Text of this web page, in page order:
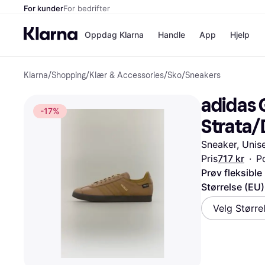
For kunderFor bedrifter
Oppdag Klarna
Betal nå
Betal i 3
Betal innen
Finansiering
Vipps
Handle App Hjelp
Klarna/Shopping/Klær & Accessories/Sko/Sneakers
-17%
adidas
Strata/
Sneaker,
Pris717 kr ·
Prøv
Størrelse (EU)
Velg